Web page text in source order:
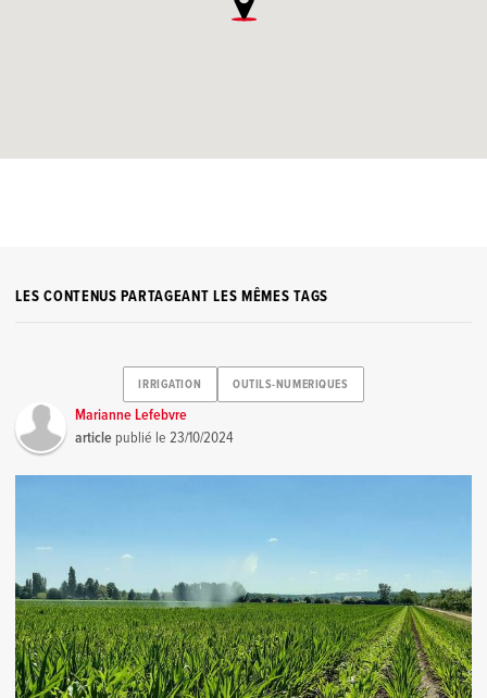
LES CONTENUS PARTAGEANT LES MÊMES TAGS
IRRIGATION OUTILS-NUMERIQUES
Marianne Lefebvre
article publié le23/10/2024